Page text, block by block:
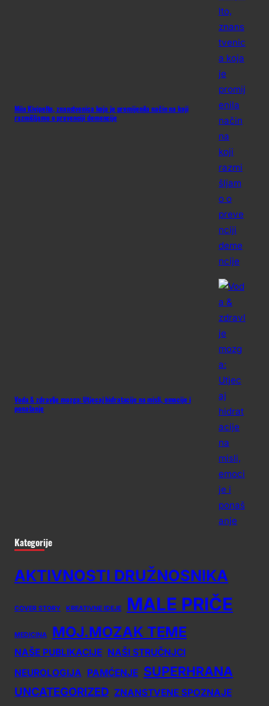
Miia Kivipelto, znanstvenica koja je promijenila način na koji
razmišljamo o prevenciji demencije
Voda & zdravlje mozga: Utjecaj hidratacije na misli, emocije i
ponašanje
Kategorije
AKTIVNOSTI DRUŽNOSNIKA
COVER STORY KREATIVNE IDEJE MALE PRIČE
MEDICINA MOJ.MOZAK TEME
NAŠE PUBLIKACIJE NAŠI STRUČNJCI
NEUROLOGIJA PAMĆENJE SUPERHRANA
UNCATEGORIZED ZNANSTVENE SPOZNAJE